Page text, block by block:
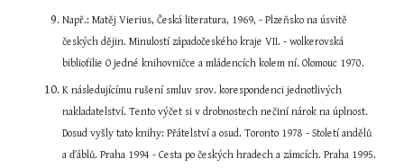
Např.: Matěj Vierius, Česká literatura, 1969, - Plzeňsko na úsvitě
českých dějin. Minulostí západočeského kraje VII. - wolkerovská
bibliofilie O jedné knihovničce a mládencích kolem ní. Olomouc 1970.
K následujícímu rušení smluv srov. korespondenci jednotlivých
nakladatelství. Tento výčet si v drobnostech nečiní nárok na úplnost.
Dosud vyšly tato knihy: Přátelství a osud. Toronto 1978 - Století andělů
a ďáblů. Praha 1994 - Cesta po českých hradech a zámcích. Praha 1995.